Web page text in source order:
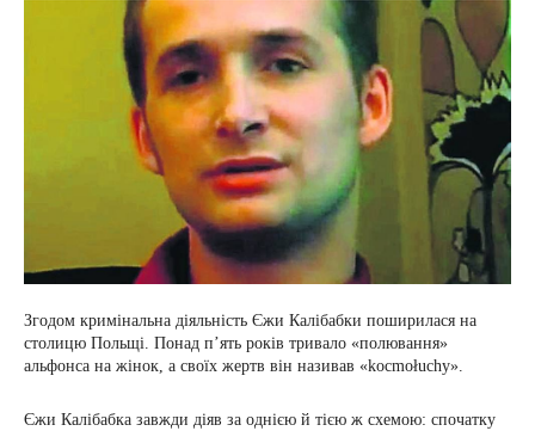
Згодом кримінальна діяльність Єжи Калібабки поширилася на
столицю Польщі. Понад п’ять років тривало «полювання»
альфонса на жінок, а своїх жертв він називав «kocmołuchy».
Єжи Калібабка завжди діяв за однією й тією ж схемою: спочатку